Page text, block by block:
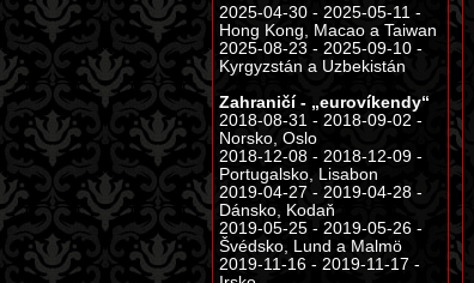
2025-04-30 - 2025-05-11 -
Hong Kong, Macao a Taiwan
2025-08-23 - 2025-09-10 -
Kyrgyzstán a Uzbekistán
Zahraničí - „eurovíkendy“
2018-08-31 - 2018-09-02 -
Norsko, Oslo
2018-12-08 - 2018-12-09 -
Portugalsko, Lisabon
2019-04-27 - 2019-04-28 -
Dánsko, Kodaň
2019-05-25 - 2019-05-26 -
Švédsko, Lund a Malmö
2019-11-16 - 2019-11-17 -